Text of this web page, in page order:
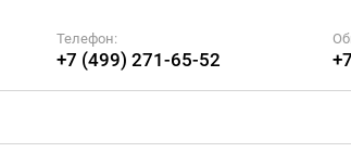
Телефон:
+7 (499) 271-65-52